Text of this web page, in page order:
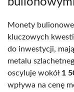
Monety
kluczowych
do inwestycji,
metalu
oscyluje wokół 1
wpływa na cenę